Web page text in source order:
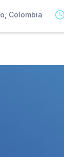
Colombia